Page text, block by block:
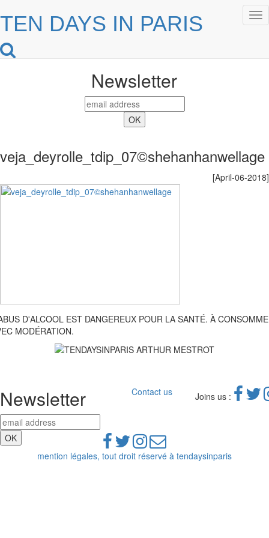
TEN DAYS IN PARIS
Newsletter
veja_deyrolle_tdip_07©shehanhanwellage
[April-06-2018]
D'ALCOOL EST DANGEREUX POUR LA SANTÉ. À
MODÉRATION.
Newsletter Contact us Joins us :
mention légales, tout droit réservé à tendaysinparis